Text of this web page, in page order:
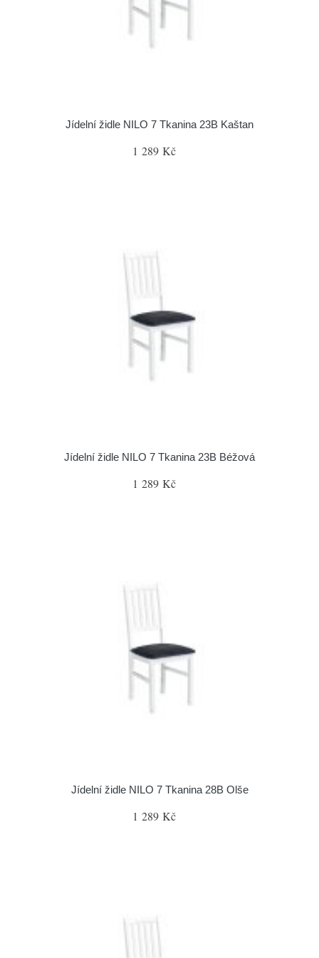
Jídelní židle NILO 7 Tkanina 23B Kaštan
1 289 Kč
Jídelní židle NILO 7 Tkanina 23B Béžová
1 289 Kč
Jídelní židle NILO 7 Tkanina 28B Olše
1 289 Kč